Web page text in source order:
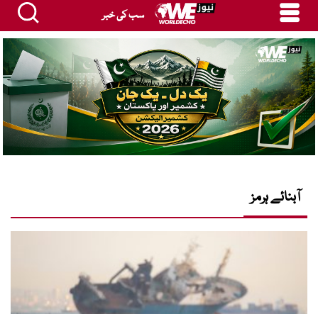
سب کی خبر
آبنائے ہرمز